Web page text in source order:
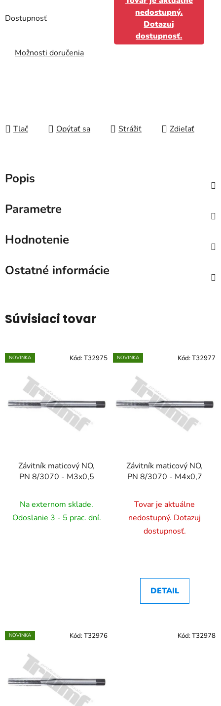
Dostupnosť
nedostupný.
Dotazuj
dostupnosť.
Možnosti doručenia
Tlač Opýtať sa Strážiť Zdieľať
Popis
Parametre
Hodnotenie
Ostatné informácie
Súvisiaci tovar
NOVINKA
Závitník maticový NO,
PN 8/3070 - M3x0,5
Na externom sklade.
Odoslanie 3 - 5 prac. dní.
Kód:T32975 NOVINKA
Závitník maticový NO,
PN 8/3070 - M4x0,7
Tovar je aktuálne
nedostupný. Dotazuj
dostupnosť.
DETAIL
Kód:T32977
NOVINKA Kód:T32976 Kód:T32978